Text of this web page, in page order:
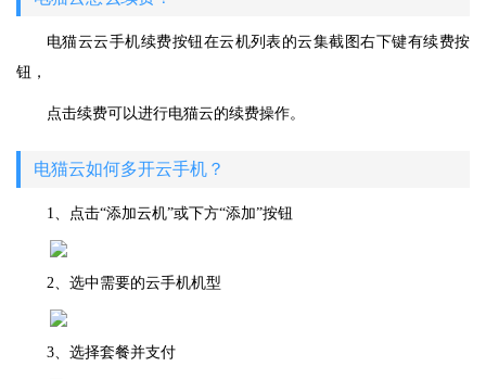
电猫云云手机续费按钮在云机列表的云集截图右下键有续费按
钮，
点击续费可以进行电猫云的续费操作。
电猫云如何多开云手机？
1、点击“添加云机”或下方“添加”按钮
2、选中需要的云手机机型
3、选择套餐并支付